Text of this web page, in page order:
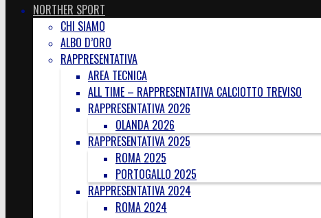
NORTHER SPORT
CHI SIAMO
ALBO D’ORO
RAPPRESENTATIVA
AREA TECNICA
ALL TIME – RAPPRESENTATIVA CALCIOTTO TREVISO
RAPPRESENTATIVA 2026
OLANDA 2026
RAPPRESENTATIVA 2025
ROMA 2025
PORTOGALLO 2025
RAPPRESENTATIVA 2024
ROMA 2024